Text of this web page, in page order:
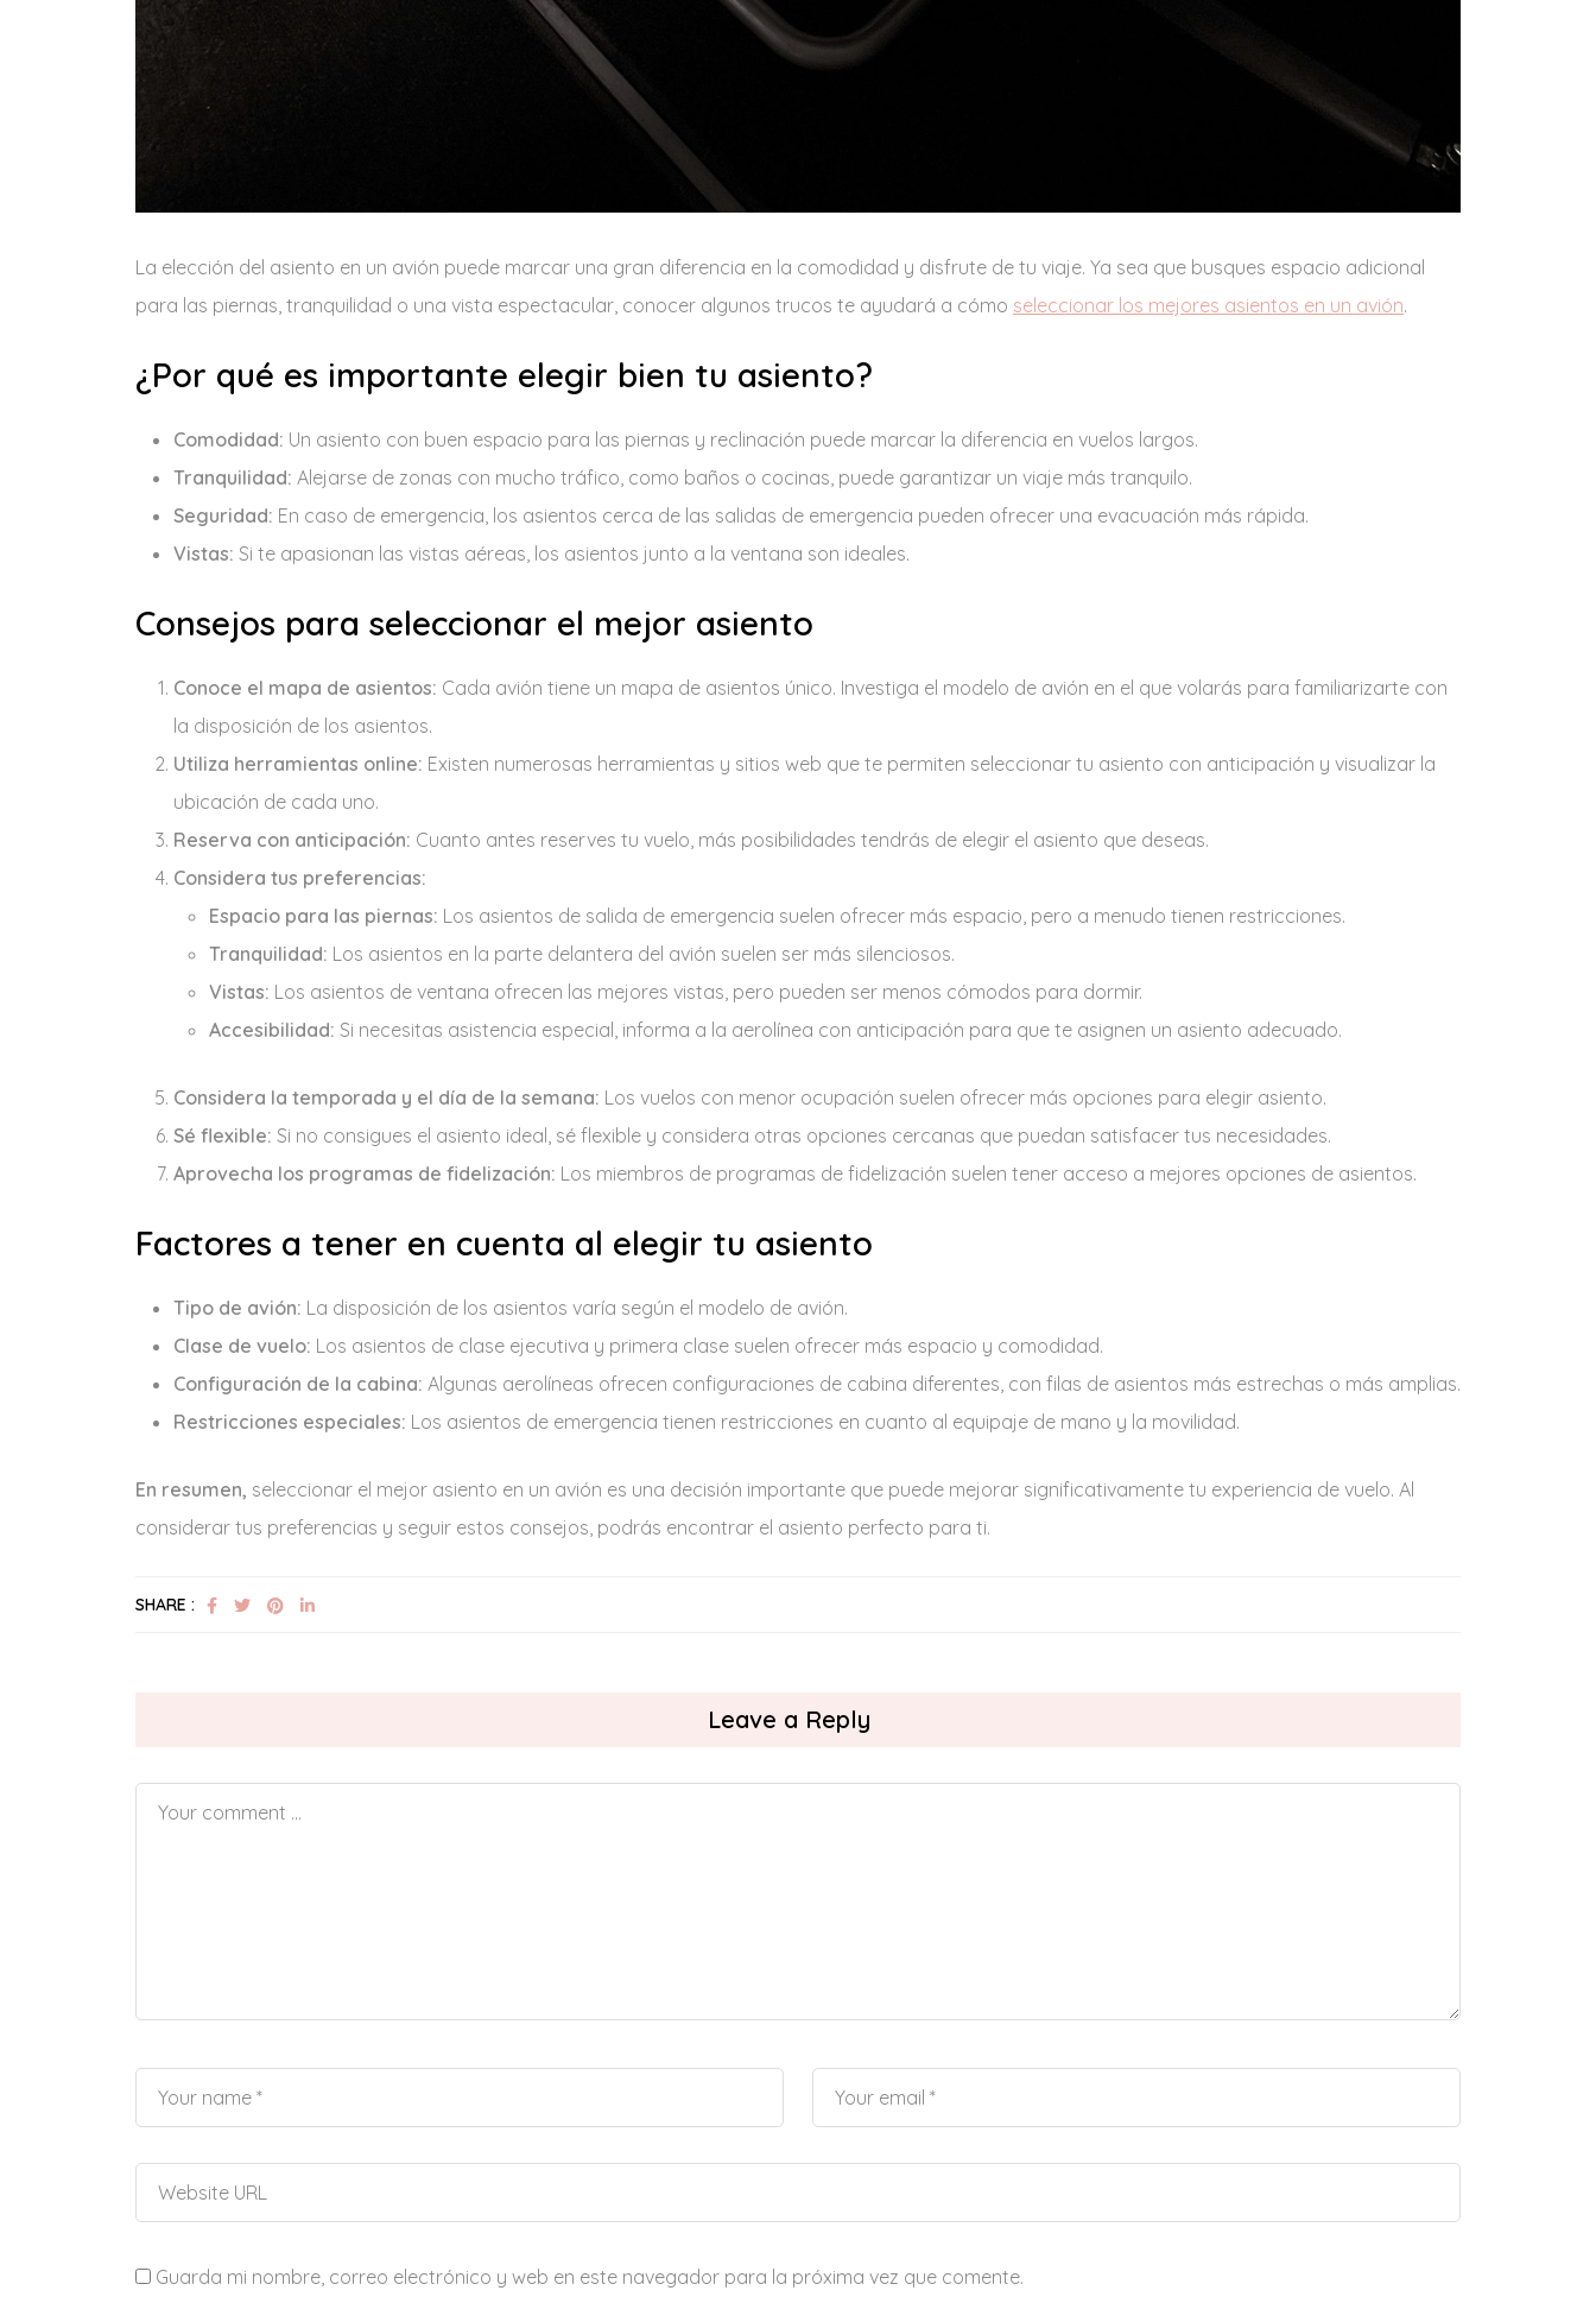
La elección del asiento en un avión puede marcar una gran diferencia en la comodidad y disfrute de tu viaje. Ya sea que busques espacio adicional
para las piernas, tranquilidad o una vista espectacular, conocer algunos trucos te ayudará a cómo seleccionar los mejores asientos en un avión.
¿Por qué es importante elegir bien tu asiento?
Comodidad: Un asiento con buen espacio para las piernas y reclinación puede marcar la diferencia en vuelos largos.
Tranquilidad: Alejarse de zonas con mucho tráfico, como baños o cocinas, puede garantizar un viaje más tranquilo.
Seguridad: En caso de emergencia, los asientos cerca de las salidas de emergencia pueden ofrecer una evacuación más rápida.
Vistas: Si te apasionan las vistas aéreas, los asientos junto a la ventana son ideales.
Consejos para seleccionar el mejor asiento
Conoce el mapa de asientos: Cada avión tiene un mapa de asientos único. Investiga el modelo de avión en el que volarás para familiarizarte con
la disposición de los asientos.
Utiliza herramientas online: Existen numerosas herramientas y sitios web que te permiten seleccionar tu asiento con anticipación y visualizar la
ubicación de cada uno.
Reserva con anticipación: Cuanto antes reserves tu vuelo, más posibilidades tendrás de elegir el asiento que deseas.
Considera tus preferencias:
Espacio para las piernas: Los asientos de salida de emergencia suelen ofrecer más espacio, pero a menudo tienen restricciones.
Tranquilidad: Los asientos en la parte delantera del avión suelen ser más silenciosos.
Vistas: Los asientos de ventana ofrecen las mejores vistas, pero pueden ser menos cómodos para dormir.
Accesibilidad: Si necesitas asistencia especial, informa a la aerolínea con anticipación para que te asignen un asiento adecuado.
Considera la temporada y el día de la semana: Los vuelos con menor ocupación suelen ofrecer más opciones para elegir asiento.
Sé flexible: Si no consigues el asiento ideal, sé flexible y considera otras opciones cercanas que puedan satisfacer tus necesidades.
Aprovecha los programas de fidelización: Los miembros de programas de fidelización suelen tener acceso a mejores opciones de asientos.
Factores a tener en cuenta al elegir tu asiento
Tipo de avión: La disposición de los asientos varía según el modelo de avión.
Clase de vuelo: Los asientos de clase ejecutiva y primera clase suelen ofrecer más espacio y comodidad.
Configuración de la cabina: Algunas aerolíneas ofrecen configuraciones de cabina diferentes, con filas de asientos más estrechas o más amplias.
Restricciones especiales: Los asientos de emergencia tienen restricciones en cuanto al equipaje de mano y la movilidad.
En resumen, seleccionar el mejor asiento en un avión es una decisión importante que puede mejorar significativamente tu experiencia de vuelo. Al
considerar tus preferencias y seguir estos consejos, podrás encontrar el asiento perfecto para ti.
SHARE :
Leave a Reply
Guarda mi nombre, correo electrónico y web en este navegador para la próxima vez que comente.